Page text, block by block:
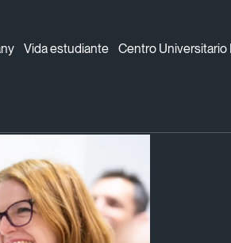
Vida estudiante Centro Universitario
Academy se transforma en ISDI